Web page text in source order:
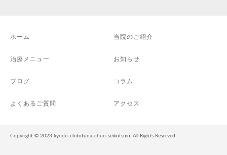
ホーム 当院のご紹介
治療メニュー お知らせ
ブログ コラム
よくあるご質問 アクセス
Copyright © 2023 kyodo-chitofuna-chuo-seikotsuin. All Rights Reserved.